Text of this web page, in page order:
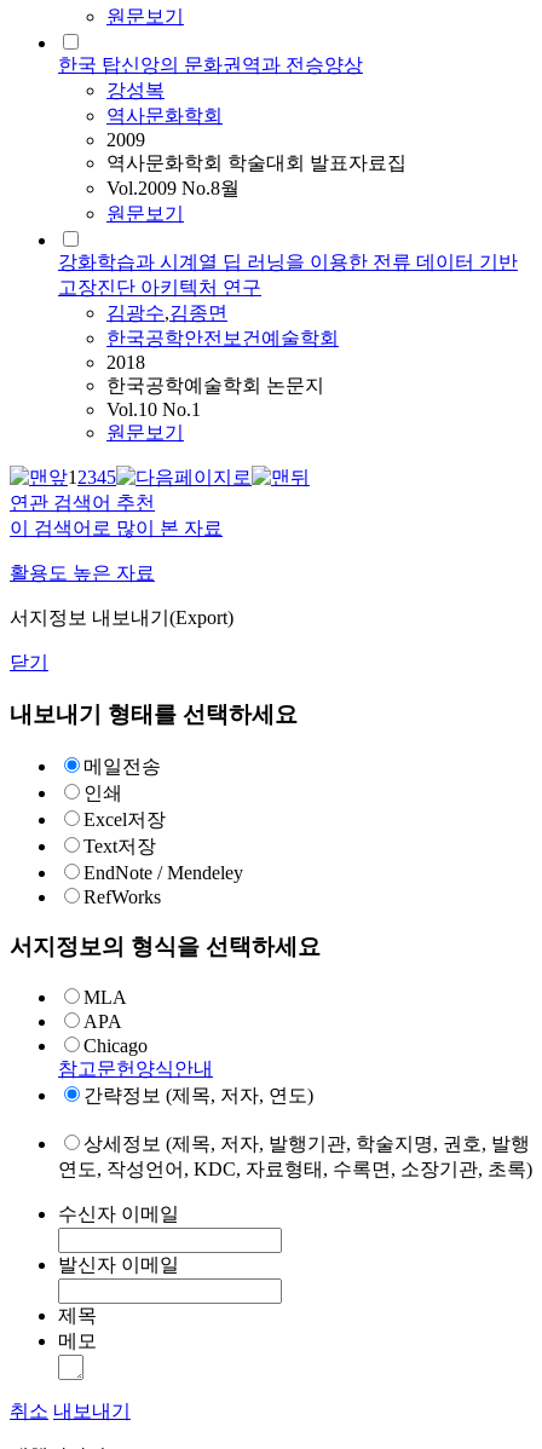
원문보기
한국 탑신앙의 문화권역과 전승양상
강성복
역사문화학회
2009
역사문화학회 학술대회 발표자료집
Vol.2009 No.8월
원문보기
강화학습과 시계열 딥 러닝을 이용한 전류 데이터 기반
고장진단 아키텍처 연구
김광수,김종면
한국공학안전보건예술학회
2018
한국공학예술학회 논문지
Vol.10 No.1
원문보기
12345
연관 검색어 추천
이 검색어로 많이 본 자료
활용도 높은 자료
서지정보 내보내기(Export)
닫기
내보내기 형태를 선택하세요
메일전송
인쇄
Excel저장
Text저장
EndNote / Mendeley
RefWorks
서지정보의 형식을 선택하세요
MLA
APA
Chicago
참고문헌양식안내
간략정보 (제목, 저자, 연도)
상세정보 (제목, 저자, 발행기관, 학술지명, 권호, 발행
연도, 작성언어, KDC, 자료형태, 수록면, 소장기관, 초록)
수신자 이메일
발신자 이메일
제목
메모
취소 내보내기